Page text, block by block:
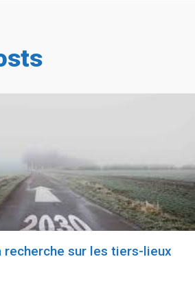
recherche sur les tiers-lieux